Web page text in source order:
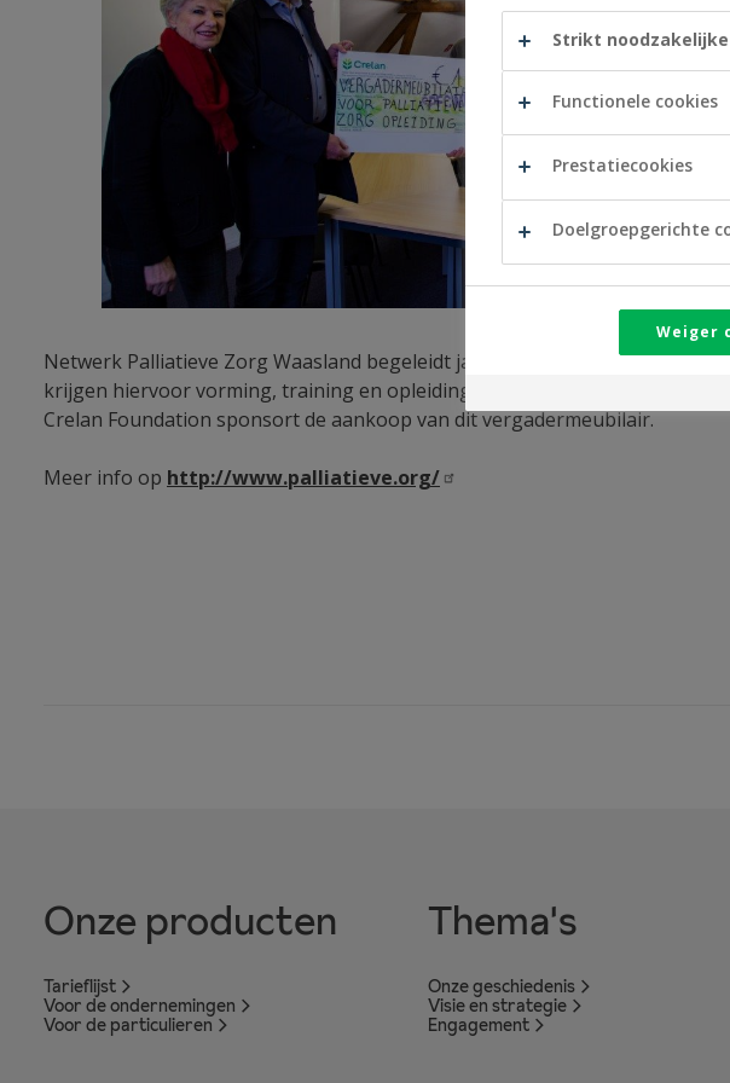
Netwerk Palliatieve Zorg Waasland begeleidt jaarlijks meer dan 400
krijgen hiervoor vorming, training en opleiding (VTO). In hun vergader-
Crelan Foundation sponsort de aankoop van dit vergadermeubilair.
Meer info op http://www.palliatieve.org/
Onze producten
Tarieflijst
Voor de ondernemingen
Voor de particulieren
Thema's
Onze geschiedenis
Visie en strategie
Engagement
Strikt
Functionele cookies
Prestatiecookies
Doelgroepgerichte
Weiger